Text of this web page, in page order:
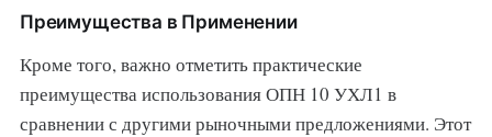
Преимущества в Применении
Кроме того, важно отметить практические
преимущества использования ОПН 10 УХЛ1 в
сравнении с другими рыночными предложениями. Этот